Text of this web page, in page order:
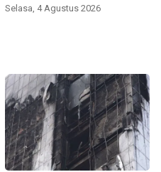
Selasa, 4 Agustus 2026